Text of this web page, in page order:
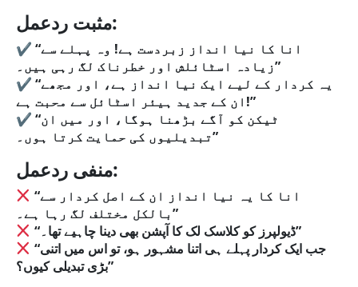
مثبت ردعمل:
✔ “انا کا نیا انداز زبردست ہے! وہ پہلے سے
زیادہ اسٹائلش اور خطرناک لگ رہی ہیں۔”
✔ “یہ کردار کے لیے ایک نیا انداز ہے، اور مجھے
ان کے جدید ہیئر اسٹائل سے محبت ہے!”
✔ “ٹیکن کو آگے بڑھنا ہوگا، اور میں ان
تبدیلیوں کی حمایت کرتا ہوں۔”
منفی ردعمل:
“انا کا یہ نیا انداز ان کے اصل کردار سے
بالکل مختلف لگ رہا ہے۔”
“ڈیولپرز کو کلاسک لک کا آپشن بھی دینا چاہیے تھا۔”
“جب ایک کردار پہلے ہی اتنا مشہور ہو، تو اس میں اتنی
بڑی تبدیلی کیوں؟”